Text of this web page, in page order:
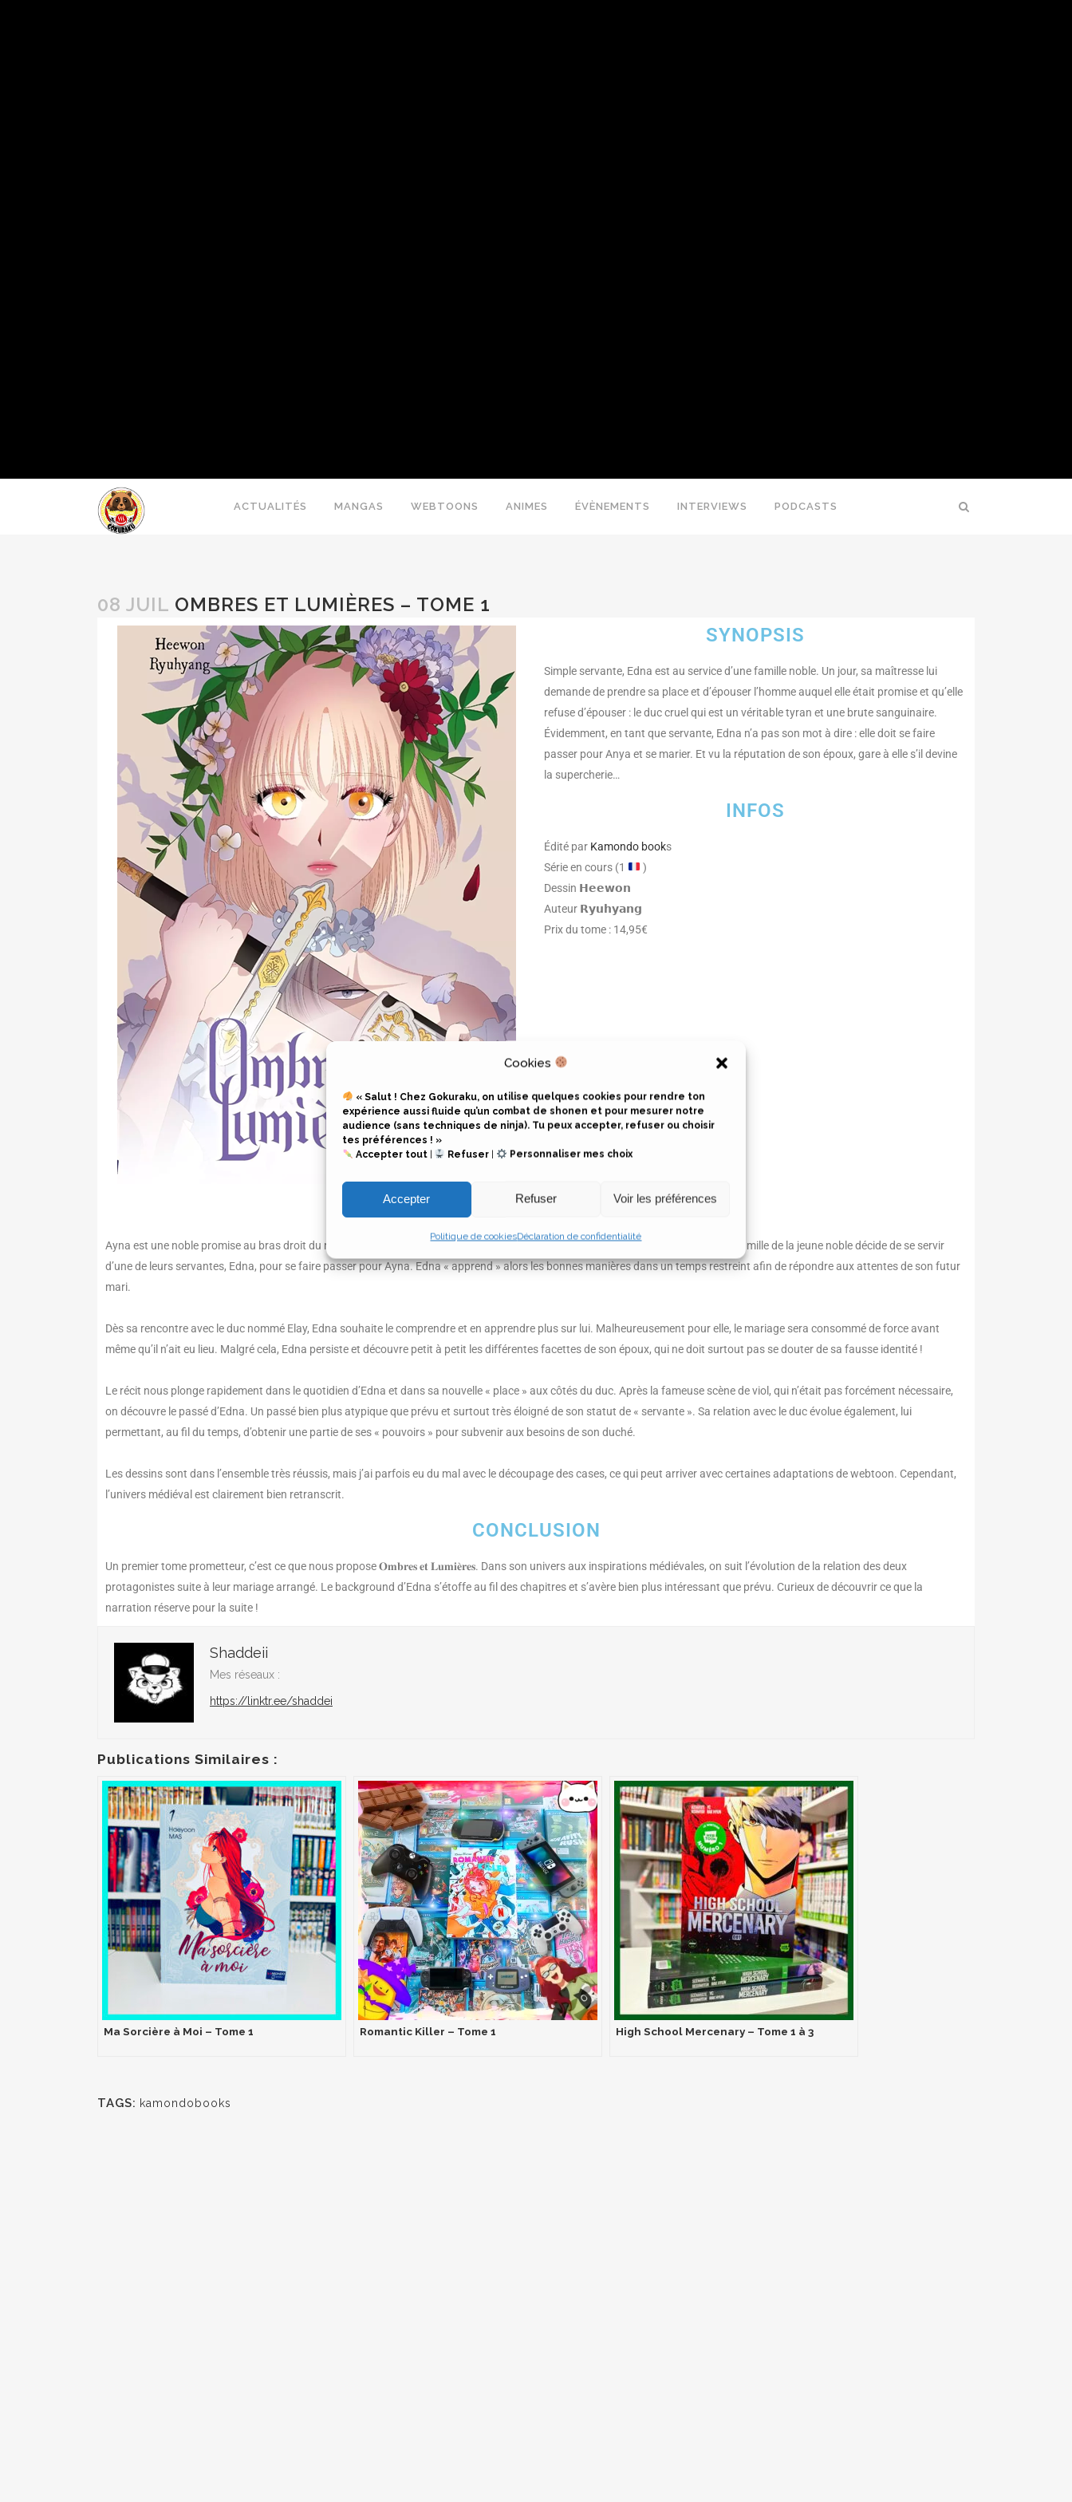
Cookies
« Salut ! Chez Gokuraku, on utilise quelques cookies pour rendre ton
expérience aussi fluide qu’un combat de shonen et pour mesurer notre
audience (sans techniques de ninja). Tu peux accepter, refuser ou choisir
tes préférences ! »
Accepter tout| Refuser | Personnaliser mes choix
Accepter Refuser Voir les préférences
Politique de cookiesDéclaration de confidentialité
ACTUALITÉS MANGAS WEBTOONS ANIMES ÉVÈNEMENTS INTERVIEWS PODCASTS
08 JUIL OMBRES ET LUMIÈRES – TOME 1
SYNOPSIS
Simple servante, Edna est au service d’une famille noble. Un jour, sa maîtresse lui
demande de prendre sa place et d’épouser l’homme auquel elle était promise et qu’elle
refuse d’épouser : le duc cruel qui est un véritable tyran et une brute sanguinaire.
Évidemment, en tant que servante, Edna n’a pas son mot à dire : elle doit se faire
passer pour Anya et se marier. Et vu la réputation de son époux, gare à elle s’il devine
la supercherie…
INFOS
Édité par Kamondo books
Série en cours (1
)
Dessin 𝗛𝗲𝗲𝘄𝗼𝗻
Auteur 𝗥𝘆𝘂𝗵𝘆𝗮𝗻𝗴
Prix du tome : 14,95€
MON AVIS
Ayna est une noble promise au bras droit du roi, un homme réputé pour son intransigeance et sa violence. Afin de lui échapper, la famille de la jeune noble décide de se servir
d’une de leurs servantes, Edna, pour se faire passer pour Ayna. Edna « apprend » alors les bonnes manières dans un temps restreint afin de répondre aux attentes de son futur
mari.
Dès sa rencontre avec le duc nommé Elay, Edna souhaite le comprendre et en apprendre plus sur lui. Malheureusement pour elle, le mariage sera consommé de force avant
même qu’il n’ait eu lieu. Malgré cela, Edna persiste et découvre petit à petit les différentes facettes de son époux, qui ne doit surtout pas se douter de sa fausse identité !
Le récit nous plonge rapidement dans le quotidien d’Edna et dans sa nouvelle « place » aux côtés du duc. Après la fameuse scène de viol, qui n’était pas forcément nécessaire,
on découvre le passé d’Edna. Un passé bien plus atypique que prévu et surtout très éloigné de son statut de « servante ». Sa relation avec le duc évolue également, lui
permettant, au fil du temps, d’obtenir une partie de ses « pouvoirs » pour subvenir aux besoins de son duché.
Les dessins sont dans l’ensemble très réussis, mais j’ai parfois eu du mal avec le découpage des cases, ce qui peut arriver avec certaines adaptations de webtoon. Cependant,
l’univers médiéval est clairement bien retranscrit.
CONCLUSION
Un premier tome prometteur, c’est ce que nous propose 𝐎𝐦𝐛𝐫𝐞𝐬 𝐞𝐭 𝐋𝐮𝐦𝐢𝐞̀𝐫𝐞𝐬. Dans son univers aux inspirations médiévales, on suit l’évolution de la relation des deux
protagonistes suite à leur mariage arrangé. Le background d’Edna s’étoffe au fil des chapitres et s’avère bien plus intéressant que prévu. Curieux de découvrir ce que la
narration réserve pour la suite !
Shaddeii
Mes réseaux :
https://linktr.ee/shaddei
Publications Similaires :
Ma Sorcière à Moi – Tome 1 Romantic Killer – Tome 1 High School Mercenary – Tome 1 à 3
TAGS: kamondobooks